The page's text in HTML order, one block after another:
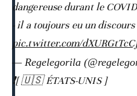
dangereuse durant le COVID
- il a toujours eu un
pic.twitter.com/
— Regelegorila
❗️[ 🇺🇸 ÉTATS-UNIS ]